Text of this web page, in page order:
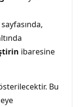
sayfasında,
ibaresine
Bu